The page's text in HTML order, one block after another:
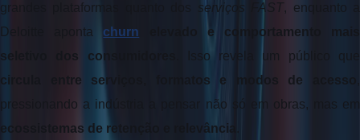
grandes plataformas quanto dos
serviços FAST, enquanto a
Deloitte aponta churn elevado e comportamento mais
seletivo dos consumidores
circula entre serviços, formatos e modos de acesso
ecossistemas de retenção e relevância